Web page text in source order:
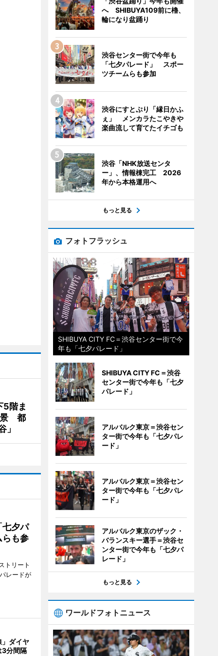
5階ま
景 都
」
夕パ
も参
トリート
レードが
」ダイヤ
分間隔
へ SHIBUYA109前に櫓、
輪になり盆踊り
渋谷センター街で今年も
「七夕パレード」 スポー
ツチームらも参加
渋谷にすとぷり「縁日かふ
ぇ」 メンカラたこやきや
楽曲流して育てたイチゴも
渋谷「NHK放送センタ
ー」、情報棟完工 2026
年から本格運用へ
もっと見る
フォトフラッシュ
SHIBUYA CITY FC＝渋谷センター街で今
年も「七夕パレード」
SHIBUYA CITY FC＝渋谷
センター街で今年も「七夕
パレード」
アルバルク東京＝渋谷セン
ター街で今年も「七夕パレ
ード」
アルバルク東京＝渋谷セン
ター街で今年も「七夕パレ
ード」
アルバルク東京のザック・
バランスキー選手＝渋谷セ
ンター街で今年も「七夕パ
レード」
もっと見る
ワールドフォトニュース